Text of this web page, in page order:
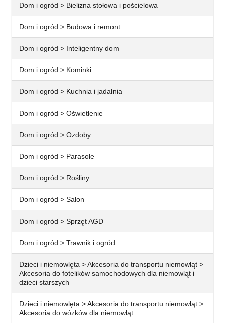
Dom i ogród > Bielizna stołowa i pościelowa
Dom i ogród > Budowa i remont
Dom i ogród > Inteligentny dom
Dom i ogród > Kominki
Dom i ogród > Kuchnia i jadalnia
Dom i ogród > Oświetlenie
Dom i ogród > Ozdoby
Dom i ogród > Parasole
Dom i ogród > Rośliny
Dom i ogród > Salon
Dom i ogród > Sprzęt AGD
Dom i ogród > Trawnik i ogród
Dzieci i niemowlęta > Akcesoria do transportu niemowląt >
Akcesoria do fotelików samochodowych dla niemowląt i
dzieci starszych
Dzieci i niemowlęta > Akcesoria do transportu niemowląt >
Akcesoria do wózków dla niemowląt